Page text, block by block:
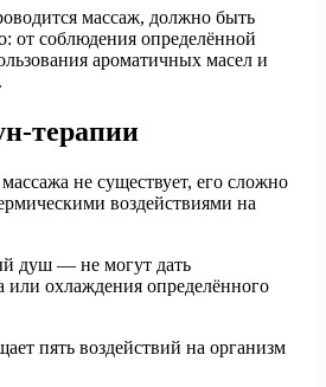
массаж, должно быть
от соблюдения определённой
ароматичных масел и
терапии
не существует, его сложно
воздействиями на
душ — не могут дать
или охлаждения определённого
пять воздействий на организм